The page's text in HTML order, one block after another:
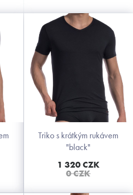
triko s krátkým rukávem
"black"
1 320 CZK
0 CZK